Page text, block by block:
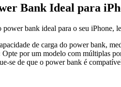
Bank Ideal para
power bank ideal para o seu iPhone,
de carga do power bank,
Opte por um modelo com múltiplas
se de que o power bank é